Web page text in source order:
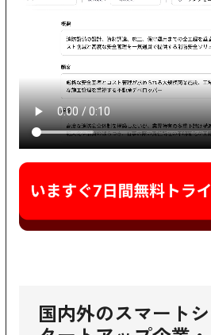
国内外のスマート